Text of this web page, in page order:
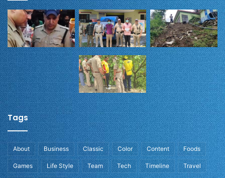
Tags
About Business Classic Color Content Foods
Games Life Style Team Tech Timeline Travel